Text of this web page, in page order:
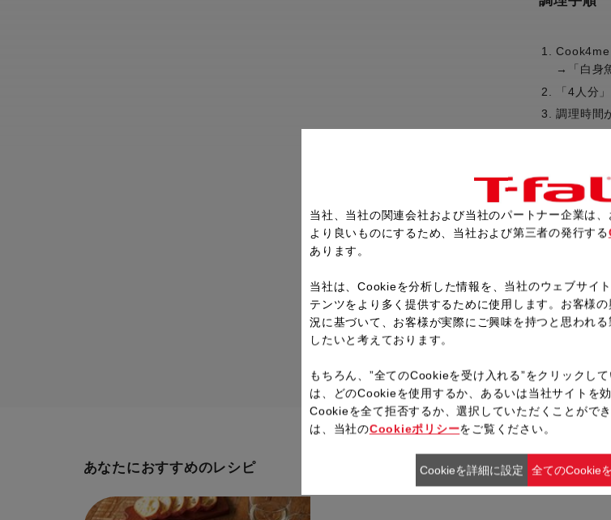
Cook4me
→「白身
「4人分
調理時間
「下準
確認画
オリーブ
確認画面
フタを
ブザー
レシピ一覧へ戻る
あなたにおすすめのレシピ
当社、当社の関連会社および当社のパートナー企業は
より良いものにするため、当社および第三者の発行する
あります。
当社は、Cookieを分析した情報を、当社のウェブサイ
テンツをより多く提供するために使用します。お客様
況に基づいて、お客様が実際にご興味を持つと思われ
したいと考えております。
もちろん、”全てのCookieを受け入れる”をクリックし
は、どのCookieを使用するか、あるいは当社サイトを
Cookieを全て拒否するか、選択していただくことがで
は、当社のCookieポリシーをご覧ください。
Cookieを詳細に設定 全てのCookie